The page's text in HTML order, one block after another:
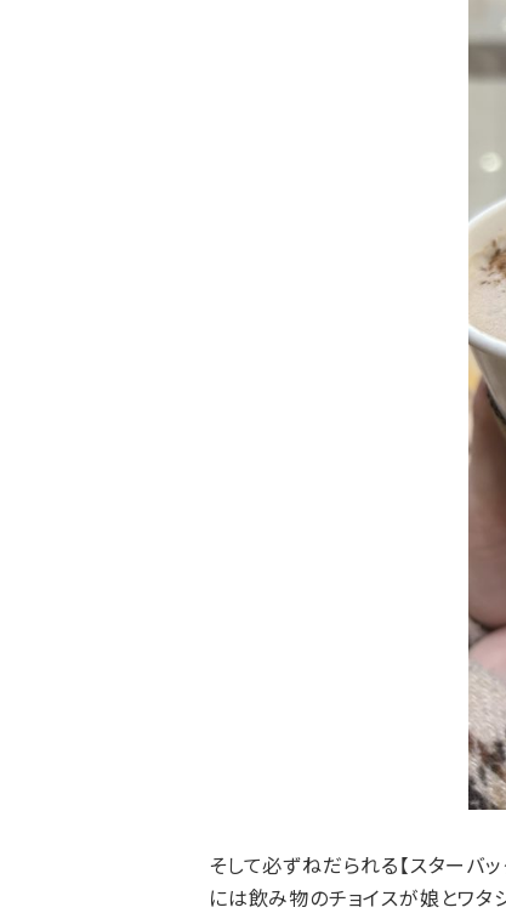
そして必ずねだられる【スターバ
には飲み物のチョイスが娘とワタ